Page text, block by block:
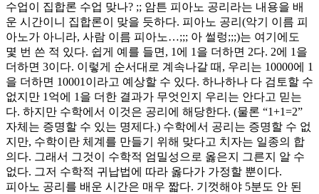
수업이 집합론 수업 맞나? ;; 암튼 피아노 공리라는 내용을 배
운 시간이니 집합론이 맞을 듯하다. 피아노 공리(악기 이름 피
아노가 아니라, 사람 이름 피아노…;;; 아 썰렁;;;)는 여기에도
몇 번 쓴 적 있다. 쉽게 예를 들면, 1에 1을 더하면 2다. 2에 1을
더하면 3이다. 이렇게 순서대로 계속나갈 때, 우리는 10000에 1
을 더하면 10001이라고 예상할 수 있다. 하나하나 다 검토할 수
없지만 1억에 1을 더한 결과가 무엇인지 우리는 안다고 믿는
다. 하지만 수학에서 이것은 공리에 해당한다. (물론 “1+1=2”
자체는 증명할 수 있는 명제다.) 수학에서 공리는 증명할 수 없
지만, 수학이란 체계를 만들기 위해 맞다고 치자는 일종의 합
의다. 그래서 그것이 수학적 엄밀성으로 옳은지 그른지 알 수
없다. 그저 수학적 귀납법에 따라 옳다가 가정할 뿐이다.
피아노 공리를 배운 시간은 매우 짧다. 기껏해야 5분도 안 된